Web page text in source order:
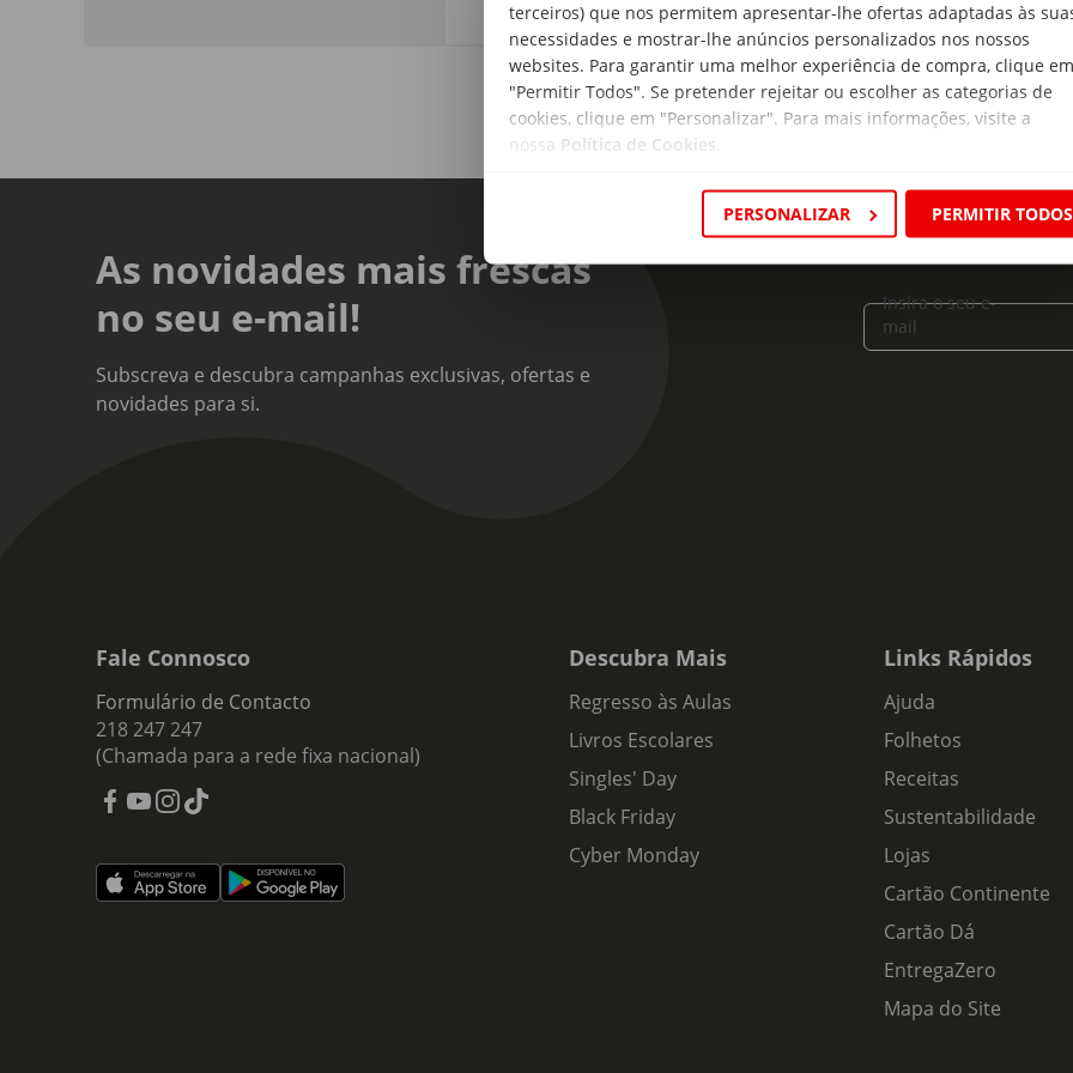
terceiros) que nos permitem apresentar-lhe ofertas adaptadas às
necessidades e mostrar-lhe anúncios personalizados nos nossos
websites. Para garantir uma melhor experiência de compra, clique em
"Permitir Todos". Se pretender rejeitar ou escolher as categorias de
cookies, clique em "Personalizar". Para mais informações, visite a
nossa Política de Cookies
PERSONALIZAR PERMITIR TODOS
As novidades mais frescas
no seu e-mail!
Subscreva e descubra campanhas exclusivas, ofertas e
novidades para si.
Insira o seu e-
mail
Fale Connosco
Formulário de Contacto
218 247 247
(Chamada para a rede fixa nacional)
Descubra Mais
Regresso às Aulas
Livros Escolares
Singles' Day
Black Friday
Cyber Monday
Links Rápidos
Ajuda
Folhetos
Receitas
Sustentabilidade
Lojas
Cartão Continente
Cartão Dá
EntregaZero
Mapa do Site